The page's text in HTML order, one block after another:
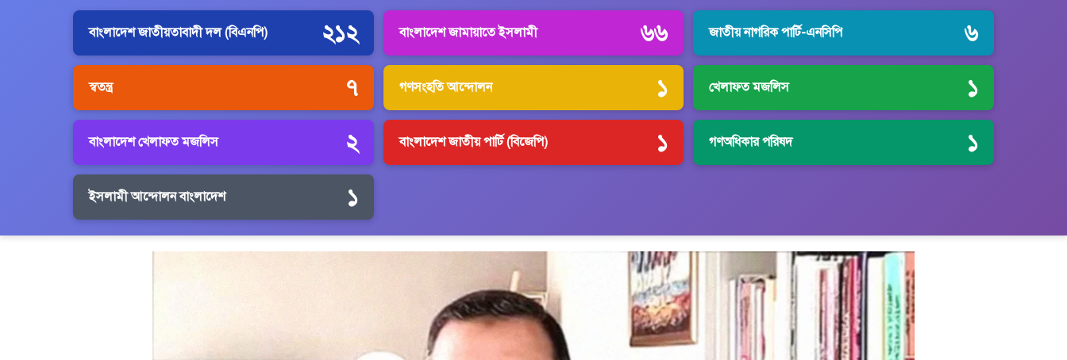
বাংলাদেশ জাতীয়তাবাদী দল (বিএনপি) ২১২ বাংলাদেশ জামায়াতে ইসলামী ৬৬ জাতীয় নাগরিক পার্টি-এনসিপি ৬
স্বতন্ত্র ৭ গণসংহতি আন্দোলন ১ খেলাফত মজলিস ১
বাংলাদেশ খেলাফত মজলিস ২ বাংলাদেশ জাতীয় পার্টি (বিজেপি) ১ গণঅধিকার পরিষদ ১
ইসলামী আন্দোলন বাংলাদেশ ১